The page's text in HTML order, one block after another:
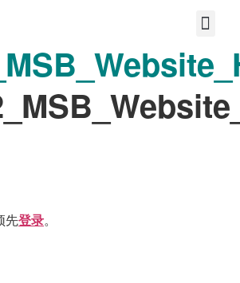
先登录。